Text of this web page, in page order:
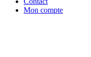
Mon compte